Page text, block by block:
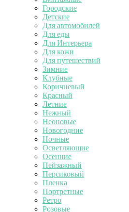
Городские
Детские
Для автомобилей
Для еды
Для Интерьера
Для кожи
Для путешествий
Зимние
Клубные
Коричневый
Красный
Летние
Нежный
Неоновые
Новогодние
Ночные
Осветляющие
Осенние
Пейзажный
Персиковый
Пленка
Портретные
Ретро
Розовые